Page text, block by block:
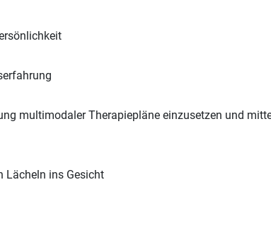
multimodaler Therapiepläne einzusetzen und
Lächeln ins Gesicht